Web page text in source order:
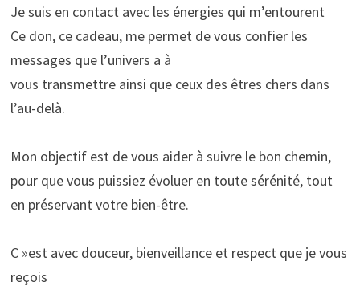
Je suis en contact avec les énergies qui m’entourent
Ce don, ce cadeau, me permet de vous confier les
messages que l’univers a à
vous transmettre ainsi que ceux des êtres chers dans
l’au-delà.
Mon objectif est de vous aider à suivre le bon chemin,
pour que vous puissiez évoluer en toute sérénité, tout
en préservant votre bien-être.
C »est avec douceur, bienveillance et respect que je vous
reçois